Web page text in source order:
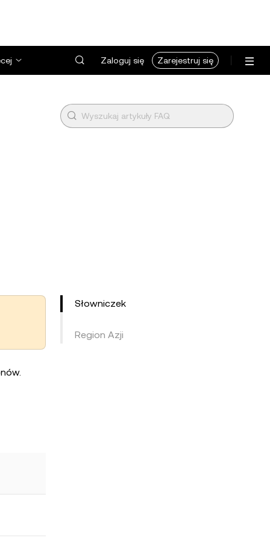
Zaloguj się Zarejestruj się
Słowniczek
Region Azji